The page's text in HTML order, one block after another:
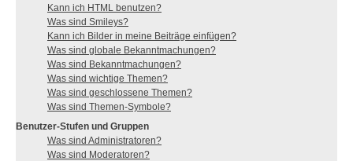
Kann ich HTML benutzen?
Was sind Smileys?
Kann ich Bilder in meine Beiträge einfügen?
Was sind globale Bekanntmachungen?
Was sind Bekanntmachungen?
Was sind wichtige Themen?
Was sind geschlossene Themen?
Was sind Themen-Symbole?
Benutzer-Stufen und Gruppen
Was sind Administratoren?
Was sind Moderatoren?